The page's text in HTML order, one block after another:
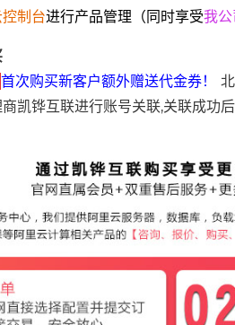
控制台进行产品管理（同时享受我
首次购买新客户额外赠送代金券！
凯铧互联进行账号关联,关联成功